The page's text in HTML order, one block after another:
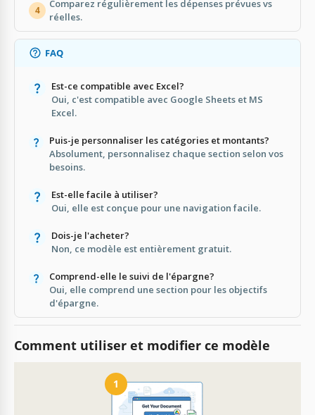
4
Comparez régulièrement les dépenses prévues vs
réelles.
FAQ
Est-ce compatible avec Excel?
Oui, c'est compatible avec Google Sheets et MS
Excel.
Puis-je personnaliser les catégories et montants?
Absolument, personnalisez chaque section selon vos
besoins.
Est-elle facile à utiliser?
Oui, elle est conçue pour une navigation facile.
Dois-je l'acheter?
Non, ce modèle est entièrement gratuit.
Comprend-elle le suivi de l'épargne?
Oui, elle comprend une section pour les objectifs
d'épargne.
Comment utiliser et modifier ce modèle
1